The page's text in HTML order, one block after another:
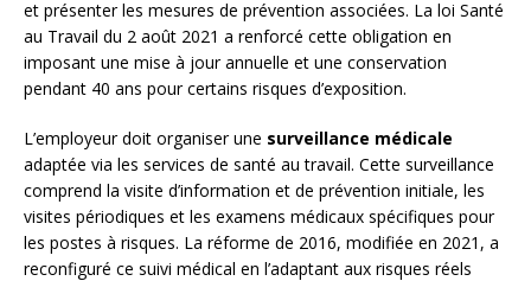
et présenter les mesures de prévention associées. La loi Santé
au Travail du 2 août 2021 a renforcé cette obligation en
imposant une mise à jour annuelle et une conservation
pendant 40 ans pour certains risques d’exposition.
L’employeur doit organiser une surveillance médicale
adaptée via les services de santé au travail. Cette surveillance
comprend la visite d’information et de prévention initiale, les
visites périodiques et les examens médicaux spécifiques pour
les postes à risques. La réforme de 2016, modifiée en 2021, a
reconfiguré ce suivi médical en l’adaptant aux risques réels